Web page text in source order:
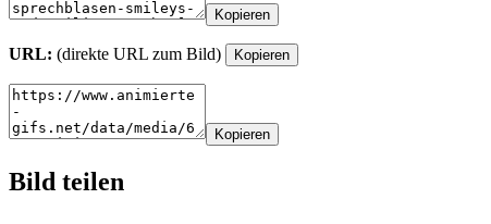
Kopieren
URL: (direkte URL zum Bild) Kopieren
Kopieren
Bild teilen